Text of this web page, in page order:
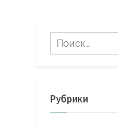
Найти:
Рубрики